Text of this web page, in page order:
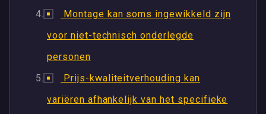
Montage kan soms ingewikkeld zijn
voor niet-technisch onderlegde
personen
Prijs-kwaliteitverhouding kan
variëren afhankelijk van het specifieke